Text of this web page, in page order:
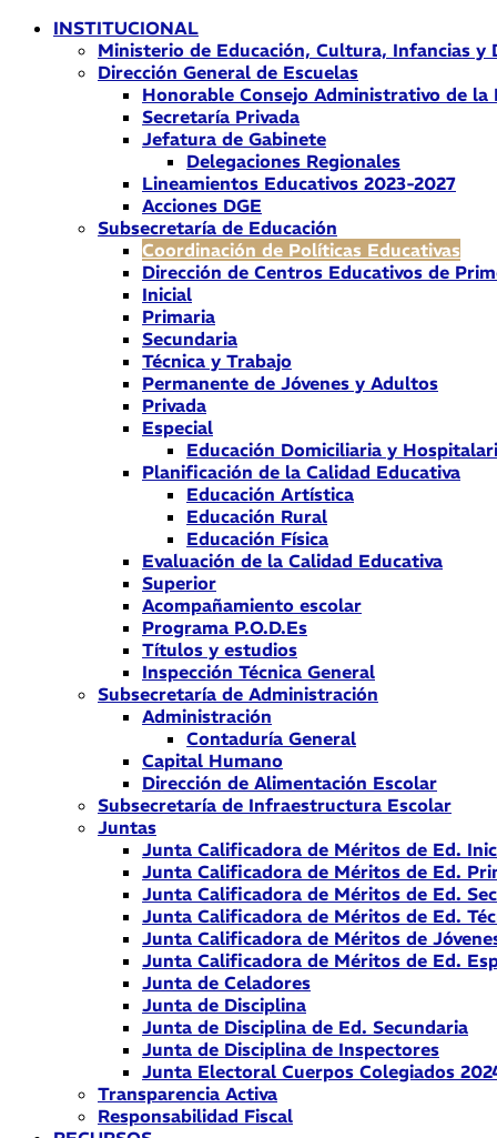
INSTITUCIONAL
Ministerio de Educación, Cultura, Infancias y
Dirección General de Escuelas
Honorable Consejo Administrativo de la
Secretaría Privada
Jefatura de Gabinete
Delegaciones Regionales
Lineamientos Educativos 2023-2027
Acciones DGE
Subsecretaría de Educación
Coordinación de Políticas Educativas
Dirección de Centros Educativos de
Inicial
Primaria
Secundaria
Técnica y Trabajo
Permanente de Jóvenes y Adultos
Privada
Especial
Educación Domiciliaria y
Planificación de la Calidad Educativa
Educación Artística
Educación Rural
Educación Física
Evaluación de la Calidad Educativa
Superior
Acompañamiento escolar
Programa P.O.D.Es
Títulos y estudios
Inspección Técnica General
Subsecretaría de Administración
Administración
Contaduría General
Capital Humano
Dirección de Alimentación Escolar
Subsecretaría de Infraestructura Escolar
Juntas
Junta Calificadora de Méritos de Ed.
Junta Calificadora de Méritos de Ed.
Junta Calificadora de Méritos de Ed.
Junta Calificadora de Méritos de Ed.
Junta Calificadora de Méritos de
Junta Calificadora de Méritos de Ed.
Junta de Celadores
Junta de Disciplina
Junta de Disciplina de Ed. Secundaria
Junta de Disciplina de Inspectores
Junta Electoral Cuerpos Colegiados
Transparencia Activa
Responsabilidad Fiscal